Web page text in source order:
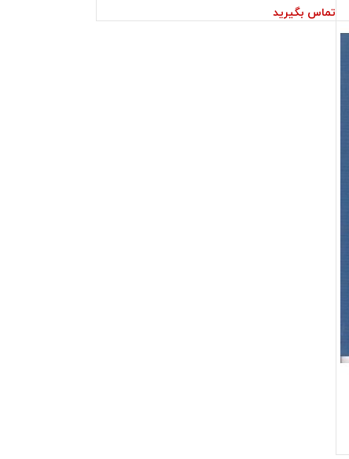
تماس بگیرید